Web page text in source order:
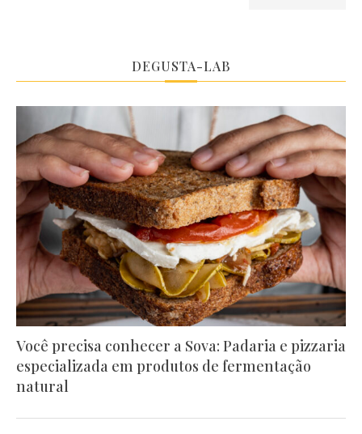
DEGUSTA-LAB
Você precisa conhecer a Sova: Padaria e pizzaria
especializada em produtos de fermentação
natural